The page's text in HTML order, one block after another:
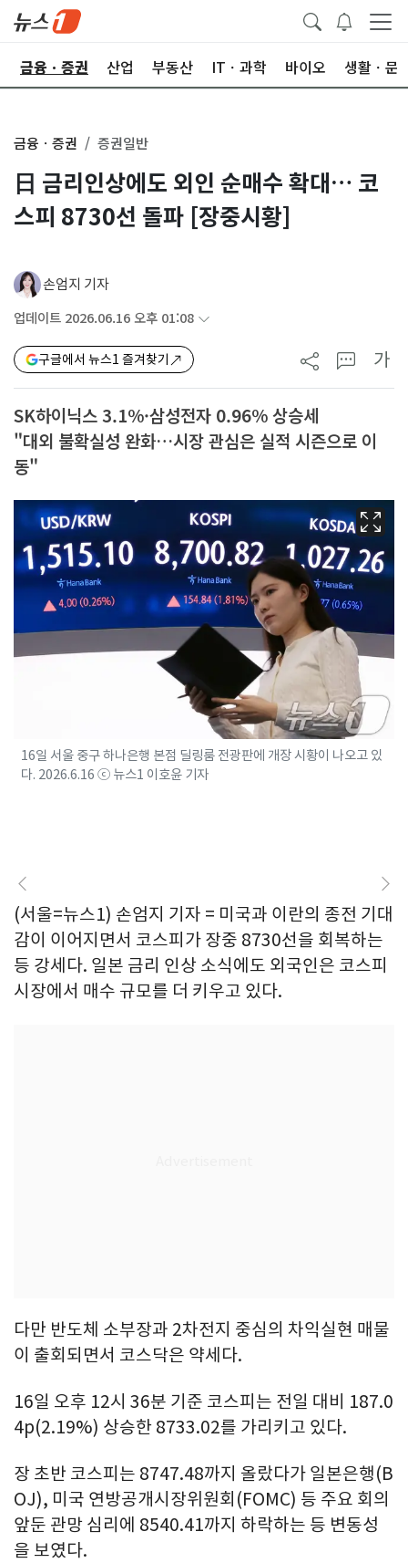
금융ㆍ증권 산업 부동산 ITㆍ과학 바이오 생활ㆍ문
금융ㆍ증권 증권일반
日 금리인상에도 외인 순매수 확대… 코
스피 8730선 돌파 [장중시황]
손엄지 기자
업데이트 2026.06.16 오후 01:08
구글에서 뉴스1 즐겨찾기 가
SK하이닉스 3.1%·삼성전자 0.96% 상승세
"대외 불확실성 완화…시장 관심은 실적 시즌으로 이
동"
16일 서울 중구 하나은행 본점 딜링룸 전광판에 개장 시황이 나오고 있
다. 2026.6.16 ⓒ 뉴스1 이호윤 기자
(서울=뉴스1) 손엄지 기자 = 미국과 이란의 종전 기대
감이 이어지면서 코스피가 장중 8730선을 회복하는
등 강세다. 일본 금리 인상 소식에도 외국인은 코스피
시장에서 매수 규모를 더 키우고 있다.
다만 반도체 소부장과 2차전지 중심의 차익실현 매물
이 출회되면서 코스닥은 약세다.
16일 오후 12시 36분 기준 코스피는 전일 대비 187.0
4p(2.19%) 상승한 8733.02를 가리키고 있다.
장 초반 코스피는 8747.48까지 올랐다가 일본은행(B
OJ), 미국 연방공개시장위원회(FOMC) 등 주요 회의
앞둔 관망 심리에 8540.41까지 하락하는 등 변동성
을 보였다.